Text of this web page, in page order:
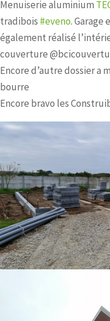
Menuiserie aluminium
tradibois #eveno. Garage
également réalisé
couverture
Encore d’autre dossier a
bourre
Encore bravo les